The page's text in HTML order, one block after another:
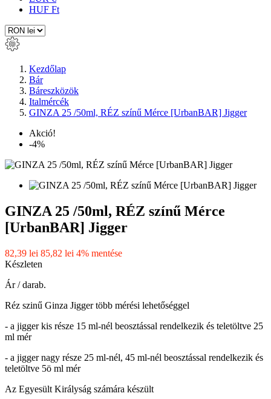
HUF Ft
Kezdőlap
Bár
Báreszközök
Italmércék
GINZA 25 /50ml, RÉZ színű Mérce [UrbanBAR] Jigger
Akció!
-4%
GINZA 25 /50ml, RÉZ színű Mérce
[UrbanBAR] Jigger
82,39 lei 85,82 lei 4% mentése
Készleten
Ár / darab.
Réz szinű Ginza Jigger több mérési lehetőséggel
- a jigger kis része 15 ml-nél beosztással rendelkezik és teletöltve 25
ml mér
- a jigger nagy része 25 ml-nél, 45 ml-nél beosztással rendelkezik és
teletöltve 5ö ml mér
Az Egyesült Királyság számára készült